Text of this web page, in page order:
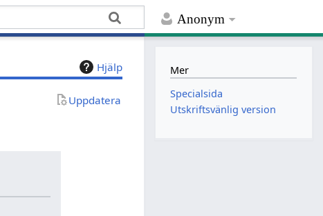
Anonym
Hjälp
Uppdatera
Mer
Specialsida
Utskriftsvänlig version